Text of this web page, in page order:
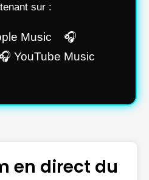
sur :
Music 🎧
YouTube Music
en direct du